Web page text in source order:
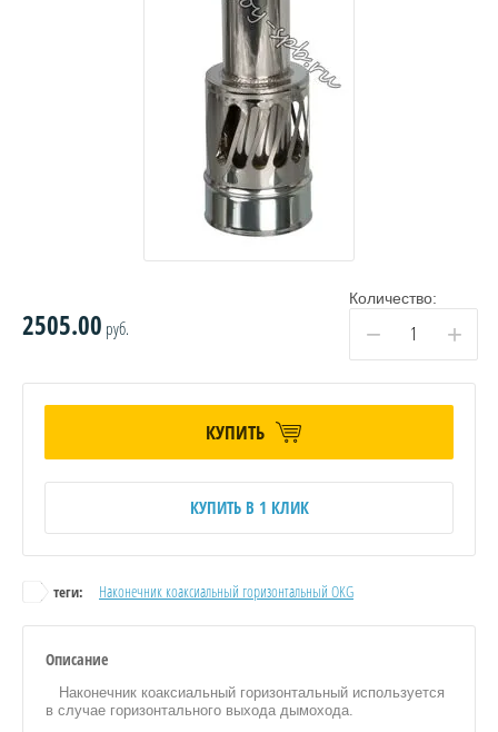
2505.00 руб.
Количество:
− +
КУПИТЬ
КУПИТЬ В 1 КЛИК
теги: Наконечник коаксиальный горизонтальный OKG
Описание
Наконечник коаксиальный горизонтальный используется
в случае горизонтального выхода дымохода.